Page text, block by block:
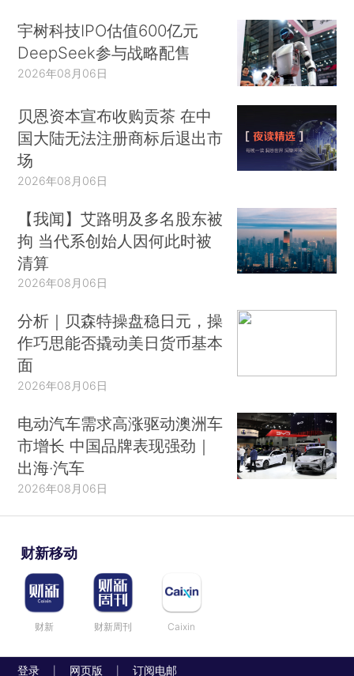
宇树科技IPO估值600亿元
DeepSeek参与战略配售
2026年08月06日
贝恩资本宣布收购贡茶 在中
国大陆无法注册商标后退出市
场
2026年08月06日
【我闻】艾路明及多名股东被
拘 当代系创始人因何此时被
清算
2026年08月06日
分析｜贝森特操盘稳日元，操
作巧思能否撬动美日货币基本
面
2026年08月06日
电动汽车需求高涨驱动澳洲车
市增长 中国品牌表现强劲｜
出海·汽车
2026年08月06日
财新移动
财新 财新周刊 Caixin
登录 网页版 订阅电邮